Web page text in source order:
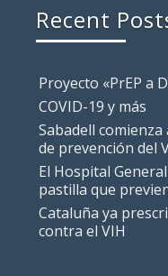
Recent
Proyecto «PrEP a
COVID-19 y más
Sabadell
de prevención del
El Hospital
pastilla que
Cataluña ya
contra el VIH